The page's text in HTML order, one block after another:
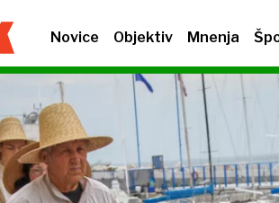
Novice Objektiv Mnenja